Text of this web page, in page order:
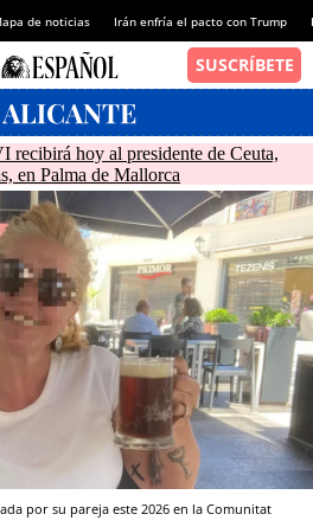
de noticias Irán enfría el pacto con Trump
recibirá hoy al presidente de Ceuta,
en Palma de Mallorca
por su pareja este 2026 en la Comunitat